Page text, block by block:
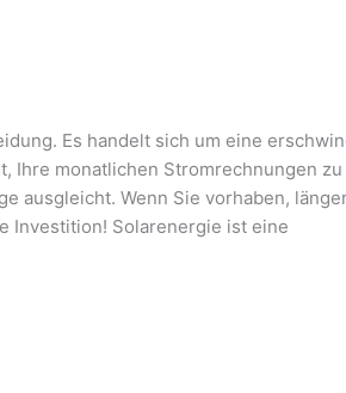
Es handelt sich um eine
Ihre monatlichen Stromrechnungen zu
ausgleicht. Wenn Sie vorhaben,
Investition! Solarenergie ist eine